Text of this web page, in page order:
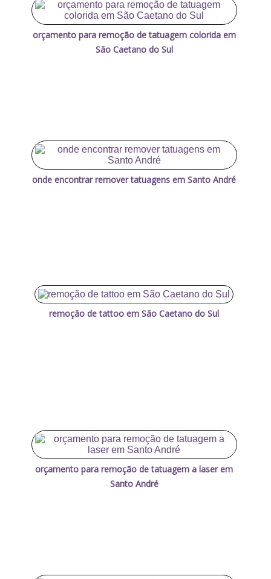
orçamento para remoção de tatuagem colorida em
São Caetano do Sul
onde encontrar remover tatuagens em Santo André
remoção de tattoo em São Caetano do Sul
orçamento para remoção de tatuagem a laser em
Santo André